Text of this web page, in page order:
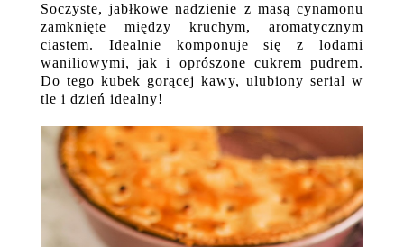
Soczyste, jabłkowe nadzienie z masą cynamonu
zamknięte między kruchym, aromatycznym
ciastem. Idealnie komponuje się z lodami
waniliowymi, jak i oprószone cukrem pudrem.
Do tego kubek gorącej kawy, ulubiony serial w
tle i dzień idealny!